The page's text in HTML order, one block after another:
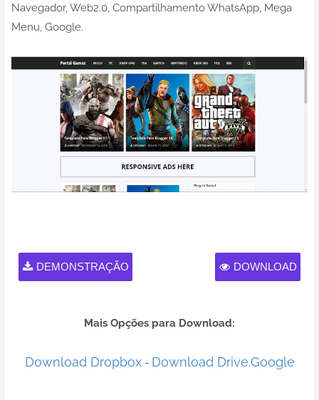
Navegador, Web2.0, Compartilhamento WhatsApp, Mega
Menu, Google.
DOWNLOAD
DEMONSTRAÇÃO
Mais Opções para Download:
Download Dropbox- Download Drive.Google